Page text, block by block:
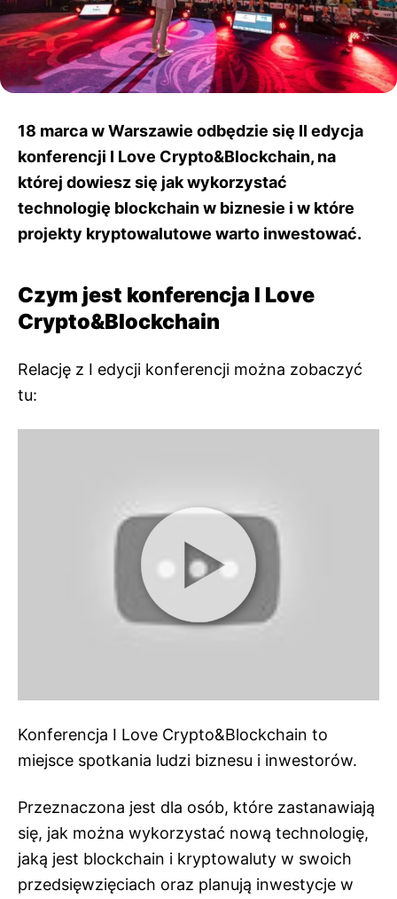
18 marca w Warszawie odbędzie się II edycja
konferencji I Love Crypto&Blockchain, na
której dowiesz się jak wykorzystać
technologię blockchain w biznesie i w które
projekty kryptowalutowe warto inwestować.
Czym jest konferencja I Love
Crypto&Blockchain
Relację z I edycji konferencji można zobaczyć
tu:
Konferencja I Love Crypto&Blockchain to
miejsce spotkania ludzi biznesu i inwestorów.
Przeznaczona jest dla osób, które zastanawiają
się, jak można wykorzystać nową technologię,
jaką jest blockchain i kryptowaluty w swoich
przedsięwzięciach oraz planują inwestycje w